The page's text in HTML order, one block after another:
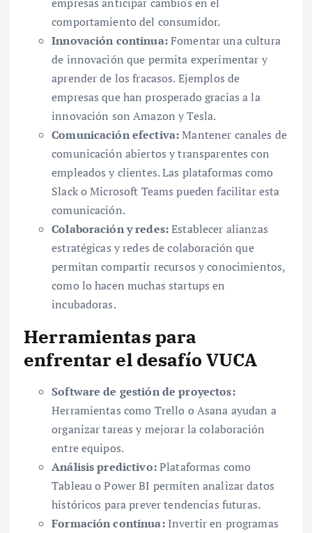
comportamiento del consumidor.
Innovación continua:Fomentar una cultura
de innovación que permita experimentar y
aprender de los fracasos. Ejemplos de
empresas que han prosperado gracias a la
innovación son Amazon y Tesla.
Comunicación efectiva:Mantener canales de
comunicación abiertos y transparentes con
empleados y clientes. Las plataformas como
Slack o Microsoft Teams pueden facilitar esta
comunicación.
Colaboración y redes:Establecer alianzas
estratégicas y redes de colaboración que
permitan compartir recursos y conocimientos,
como lo hacen muchas startups en
incubadoras.
Herramientas para
enfrentar el desafío VUCA
Software de gestión de proyectos:
Herramientas como Trello o Asana ayudan a
organizar tareas y mejorar la colaboración
entre equipos.
Análisis predictivo:Plataformas como
Tableau o Power BI permiten analizar datos
históricos para prever tendencias futuras.
Formación continua:Invertir en programas